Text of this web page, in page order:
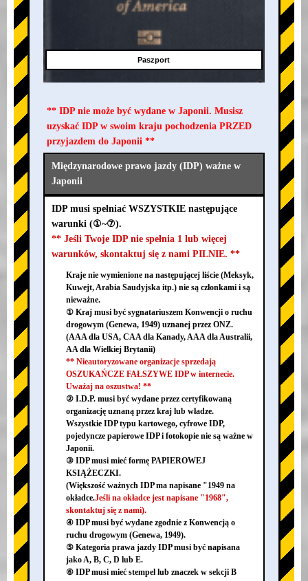
Paszport
** IDP nie może być wydane w Japonii. Musisz
uzyskać IDP w swoim kraju pochodzenia PRZED
przyjazdem do Japonii **
Międzynarodowe prawo jazdy (IDP) ważne w
Japonii
IDP musi spełniać WSZYSTKIE następujące
warunki (①~⑦).
** Jeśli Twoje IDP nie spełnia 1 lub więcej
warunków, skontaktuj się z nami PILNIE. **
Kraje nie wymienione na następującej liście (Meksyk,
Kuwejt, Arabia Saudyjska itp.) nie są członkami i są
nieważne.
① Kraj musi być sygnatariuszem Konwencji o ruchu
drogowym (Genewa, 1949) uznanej przez ONZ.
(AAA dla USA, CAA dla Kanady, AAA dla Australii,
AA dla Wielkiej Brytanii)
** Nieautoryzowane organizacje sprzedają
OSZUKAŃCZE FAŁSZYWE IDP w internecie.
Uważaj na oszustwa! **
② I.D.P. musi być wydane przez certyfikowaną
organizację uznaną przez kraj lub władze.
Wszystkie IDP typu kartowego, cyfrowe IDP,
pojedyncze papierowe IDP i fotokopie nie są ważne w
Japonii.
③ IDP musi mieć formę PAPIEROWEJ
KSIĄŻECZKI.
(Większość ważnych IDP ma napisane "1949 na
okładce.Jeśli na okładce jest napisane "1968",
skontaktuj się z nami).
④ IDP musi być wydane zgodnie z Konwencją o
ruchu drogowym (Genewa, 1949).
⑤ Kategoria prawa jazdy IDP musi być napisana
jako A, B, C, D lub E.
⑥ IDP musi mieć stempel lub znaczek w sekcji B